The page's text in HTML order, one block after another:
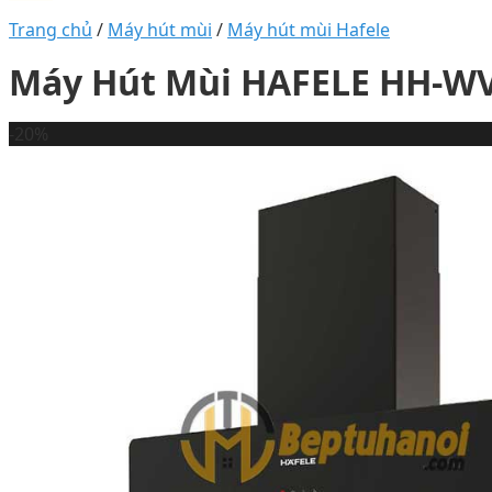
Trang chủ / Máy hút mùi / Máy hút mùi Hafele
Máy Hút Mùi HAFELE HH-